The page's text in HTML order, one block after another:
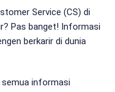
Service (CS) di
Pas banget! Informasi
berkarir di dunia
semua informasi